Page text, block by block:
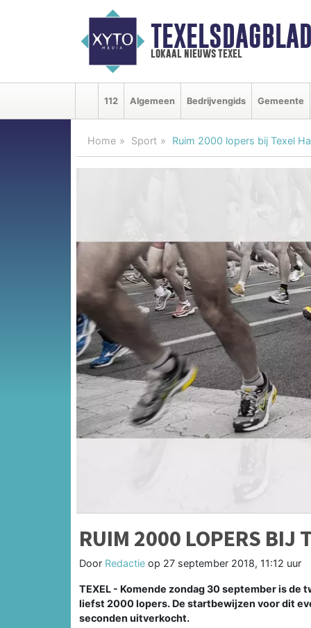
lokaal nieuws texel
112 Algemeen Bedrijvengids Gemeente
Home Sport Ruim 2000 lopers bij Texel
RUIM 2000 LOPERS BIJ
Door Redactie op 27 september 2018, 11:12 uur
TEXEL - Komende zondag 30 september is de
liefst 2000 lopers. De startbewijzen voor dit
seconden uitverkocht.